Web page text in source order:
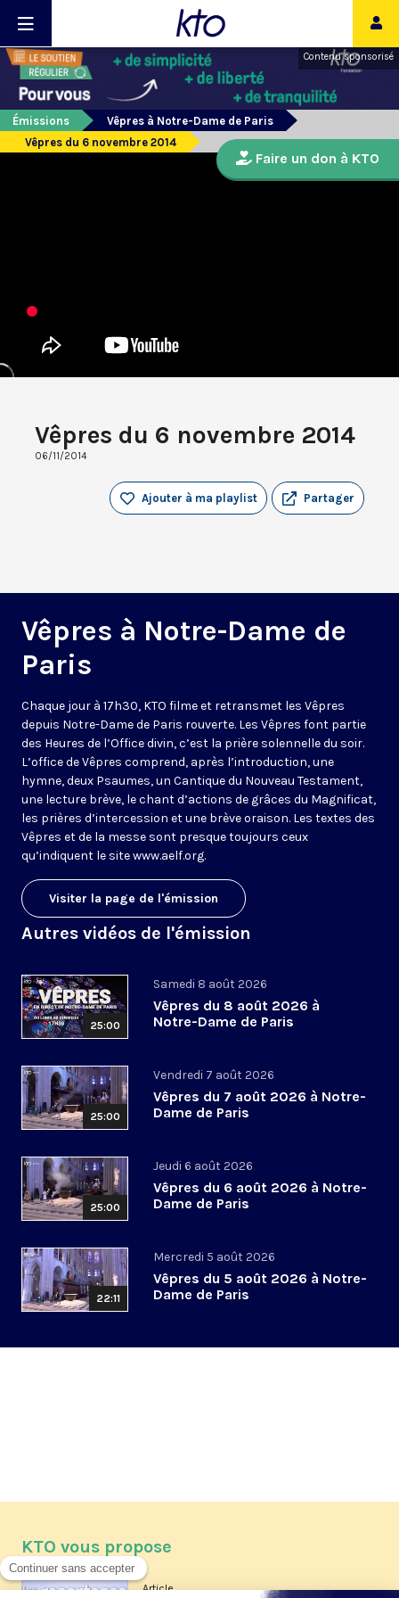
Contenu sponsorisé
Émissions
Vêpres à Notre-Dame de Paris
Vêpres du 6 novembre 2014
Vêpres du 6 novembre 2014
06/11/2014
Partager
Ajouter à ma playlist
Vêpres à Notre-Dame de
Paris
Chaque jour à 17h30, KTO filme et retransmet les Vêpres
depuis Notre-Dame de Paris rouverte. Les Vêpres font partie
des Heures de l’Office divin, c’est la prière solennelle du soir.
L’office de Vêpres comprend, après l’introduction, une
hymne, deux Psaumes, un Cantique du Nouveau Testament,
une lecture brève, le chant d’actions de grâces du Magnificat,
les prières d’intercession et une brève oraison. Les textes des
Vêpres et de la messe sont presque toujours ceux
qu’indiquent le sitewww.aelf.org.
Visiter la page de l'émission
Autres vidéos de l'émission
25:00
Samedi 8 août 2026
Vêpres du 8 août 2026 à
Notre-Dame de Paris
25:00
Vendredi 7 août 2026
Vêpres du 7 août 2026 à Notre-
Dame de Paris
25:00
Jeudi 6 août 2026
Vêpres du 6 août 2026 à Notre-
Dame de Paris
22:11
Mercredi 5 août 2026
Vêpres du 5 août 2026 à Notre-
Dame de Paris
Faire un don à KTO
KTO vous propose
Article